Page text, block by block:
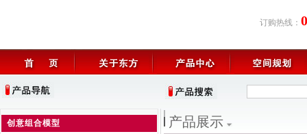
订购热线：
创意组合模型
产品展示